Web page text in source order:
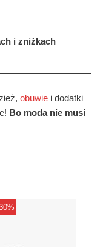
i zniżkach
obuwie i dodatki
Bo moda nie musi